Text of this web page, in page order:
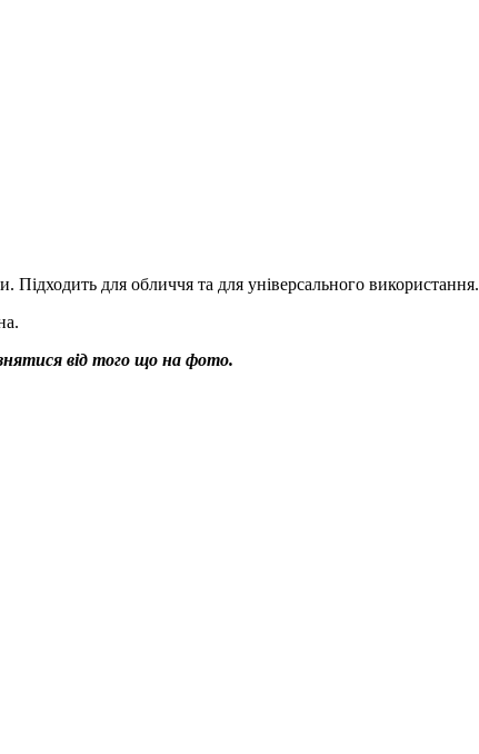
Підходить для обличчя та для універсального використання.
від того що на фото.